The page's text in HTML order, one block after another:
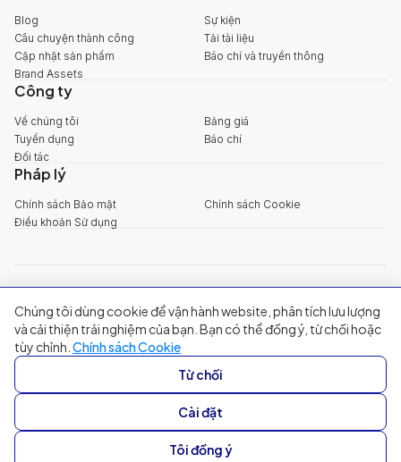
Blog
Sự kiện
Câu chuyện thành công
Tải tài liệu
Cập nhật sản phẩm
Báo chí và truyền thông
Brand Assets
Công ty
Về chúng tôi
Bảng giá
Tuyển dụng
Báo chí
Đối tác
Pháp lý
Chính sách Bảo mật
Chính sách Cookie
Điều khoản Sử dụng
+84 888 18 1313
Trụ sở chính: Tầng 03, 65-67 Đường B4, Khu đô thị Sala, Phường An
Khánh, TP Hồ Chí Minh
Singapore:20A Tanjong Pagar Road, Singapore
© 2024 Filum Inc. All rights reserved.
Chúng tôi dùng cookie để vận hành website, phân tích lưu lượng
và cải thiện trải nghiệm của bạn. Bạn có thể đồng ý, từ chối hoặc
tùy chỉnh. Chính sách Cookie
Từ chối
Cài đặt
Tôi đồng ý